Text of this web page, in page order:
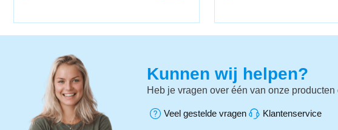
Kunnen wij helpen?
Heb je vragen over één van onze
Veel gestelde vragen Klantenservice